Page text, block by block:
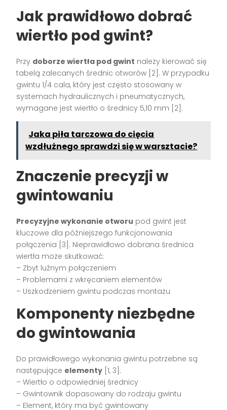
Jak prawidłowo dobrać
wiertło pod gwint?
Przy doborze wiertła pod gwint należy kierować się
tabelą zalecanych średnic otworów [2]. W przypadku
gwintu 1/4 cala, który jest często stosowany w
systemach hydraulicznych i pneumatycznych,
wymagane jest wiertło o średnicy 5,10 mm [2].
Jaka piła tarczowa do cięcia
wzdłużnego sprawdzi się w warsztacie?
Znaczenie precyzji w
gwintowaniu
Precyzyjne wykonanie otworu pod gwint jest
kluczowe dla późniejszego funkcjonowania
połączenia [3]. Nieprawidłowo dobrana średnica
wiertła może skutkować:
– Zbyt luźnym połączeniem
– Problemami z wkręcaniem elementów
– Uszkodzeniem gwintu podczas montażu
Komponenty niezbędne
do gwintowania
Do prawidłowego wykonania gwintu potrzebne są
następujące elementy [1, 3]:
– Wiertło o odpowiedniej średnicy
– Gwintownik dopasowany do rodzaju gwintu
– Element, który ma być gwintowany